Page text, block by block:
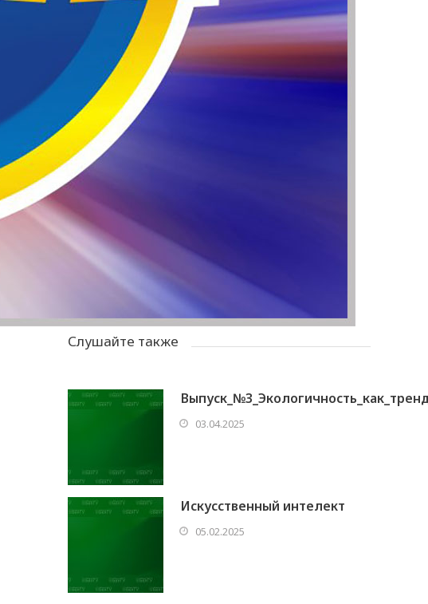
Слушайте также
03.04.2025
Искусственный интелект
05.02.2025